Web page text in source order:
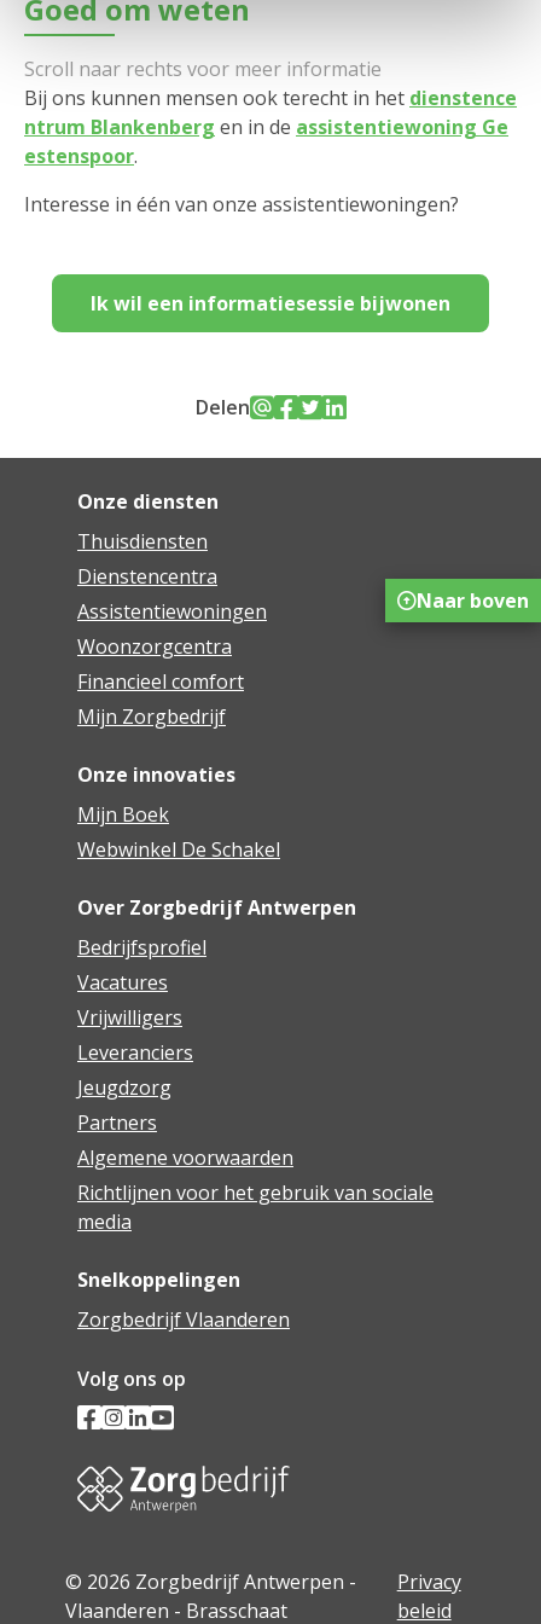
Goed om weten
Bij ons kunnen mensen ook terecht in het dienstence
ntrum Blankenberg en in de assistentiewoning Ge
estenspoor.
Interesse in één van onze assistentiewoningen?
Ik wil een informatiesessie bijwonen
Delen
Onze diensten
Thuisdiensten
Dienstencentra
Assistentiewoningen
Woonzorgcentra
Financieel comfort
Mijn Zorgbedrijf
Onze innovaties
Mijn Boek
Webwinkel De Schakel
Over Zorgbedrijf Antwerpen
Bedrijfsprofiel
Vacatures
Vrijwilligers
Leveranciers
Jeugdzorg
Partners
Algemene voorwaarden
Richtlijnen voor het gebruik van sociale
media
Snelkoppelingen
Zorgbedrijf Vlaanderen
Volg ons op
© 2026 Zorgbedrijf Antwerpen -
Vlaanderen - Brasschaat
Privacy
beleid
Naar boven